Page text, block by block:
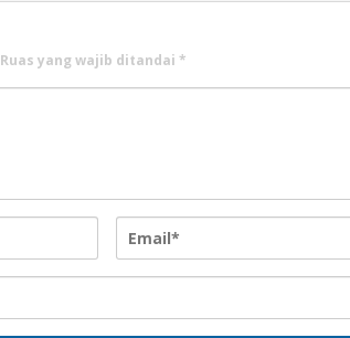
Ruas yang wajib ditandai *